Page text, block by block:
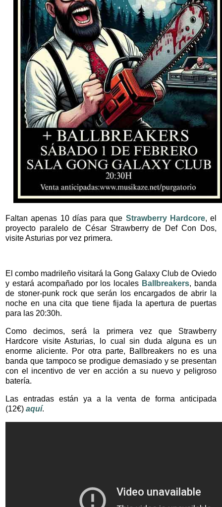
Faltan apenas 10 días para que Strawberry Hardcore, el
proyecto paralelo de César Strawberry de Def Con Dos,
visite Asturias por vez primera.
El combo madrileño visitará la Gong Galaxy Club de Oviedo
y estará acompañado por los locales Ballbreakers, banda
de stoner-punk rock que serán los encargados de abrir la
noche en una cita que tiene fijada la apertura de puertas
para las 20:30h.
Como decimos, será la primera vez que Strawberry
Hardcore visite Asturias, lo cual sin duda alguna es un
enorme aliciente. Por otra parte, Ballbreakers no es una
banda que tampoco se prodigue demasiado y se presentan
con el incentivo de ver en acción a su nuevo y peligroso
batería.
Las entradas están ya a la venta de forma anticipada
(12€) aquí.